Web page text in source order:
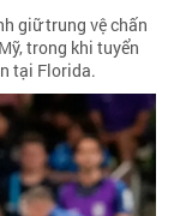
giữ trung vệ chấn
trong khi tuyển
tại Florida.